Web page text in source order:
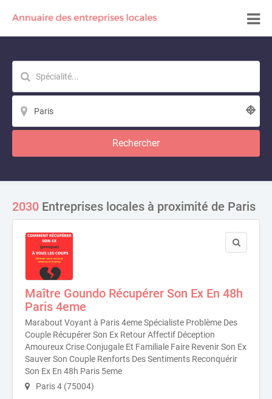
Rechercher
2030 Entreprises locales à proximité de Paris
Maître Goundo Récupérer Son Ex En 48h
Paris 4eme
Marabout Voyant à Paris 4eme Spécialiste Problème Des
Couple Récupérer Son Ex Retour Affectif Déception
Amoureux Crise Conjugale Et Familiale Faire Revenir Son Ex
Sauver Son Couple Renforts Des Sentiments Reconquérir
Son Ex En 48h Paris 5eme
Paris 4 (75004)